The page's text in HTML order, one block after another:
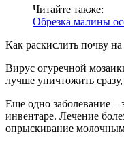
Читайте также:
Обрезка малины
Как раскислить почву
Вирус огуречной
лучше уничтожить
Еще одно заболевание –
инвентаре. Лечение
опрыскивание